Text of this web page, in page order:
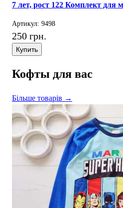
7 лет, рост 122 Комплект для
Артикул: 9498
250 грн.
Купить
Кофты для вас
Більше товарів →